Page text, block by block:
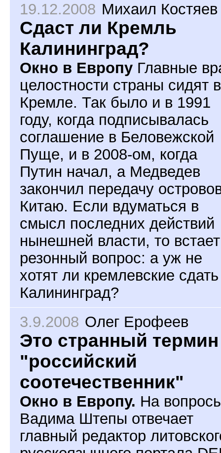
19.12.2008 Михаил Костяев
Cдаcт ли Кремль
Калининград?
Окно в Европу Главные
целостности страны сидят в
Кремле. Так было и в 1991
году, когда подписывалась
соглашение в Беловежской
Пуще, и в 2008-ом, когда
Путин начал, а Медведев
закончил передачу
Китаю. Если вдуматься в
смысл последних действий
нынешней власти, то встает
резонный вопрос: а уж не
хотят ли кремлевские сдать
Калининград?
3.9.2008 Олег Ерофеев
Это странный термин
"российский
соотечественник"
Окно в Европу. На
Вадима Штепы отвечает
главный редактор